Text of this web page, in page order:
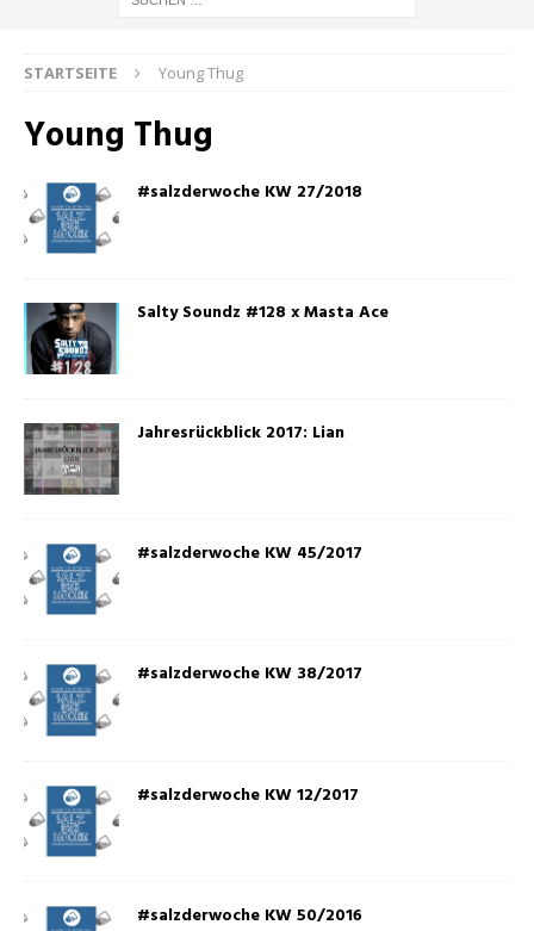
STARTSEITE Young Thug
Young Thug
#salzderwoche KW 27/2018
Salty Soundz #128 x Masta Ace
Jahresrückblick 2017: Lian
#salzderwoche KW 45/2017
#salzderwoche KW 38/2017
#salzderwoche KW 12/2017
#salzderwoche KW 50/2016